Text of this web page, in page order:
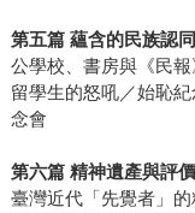
第五篇 蘊含的民族認同
公學校、書房與《民
留學生的怒吼／始恥
念會
第六篇 精神遺產與評價
臺灣近代「先覺者」